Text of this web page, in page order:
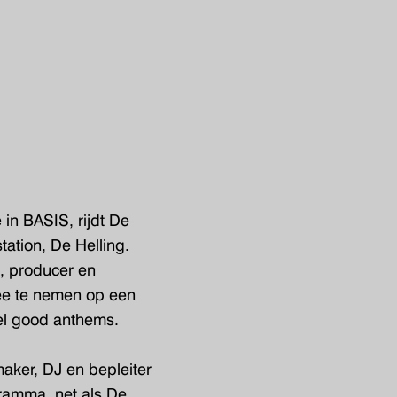
BASIS, rijdt De
De Helling.
producer en
te nemen op een
good anthems.
DJ en bepleiter